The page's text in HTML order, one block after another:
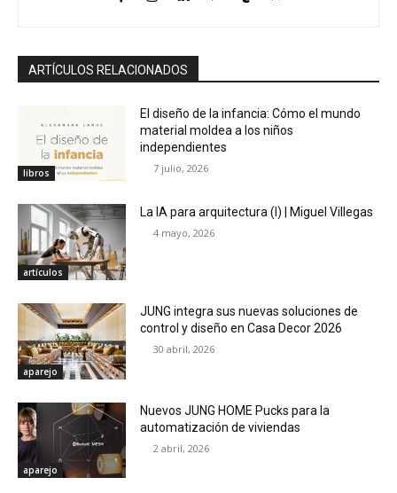
ARTÍCULOS RELACIONADOS
libros
El diseño de la infancia: Cómo el mundo
material moldea a los niños
independientes
7 julio, 2026
artículos
La IA para arquitectura (I) | Miguel Villegas
4 mayo, 2026
aparejo
JUNG integra sus nuevas soluciones de
control y diseño en Casa Decor 2026
30 abril, 2026
aparejo
Nuevos JUNG HOME Pucks para la
automatización de viviendas
2 abril, 2026